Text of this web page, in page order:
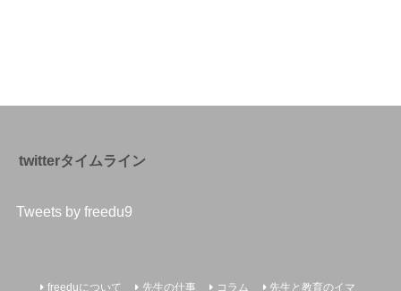
twitterタイムライン
Tweets by freedu9
freeduについて 先生の仕事 コラム 先生と教育のイマ